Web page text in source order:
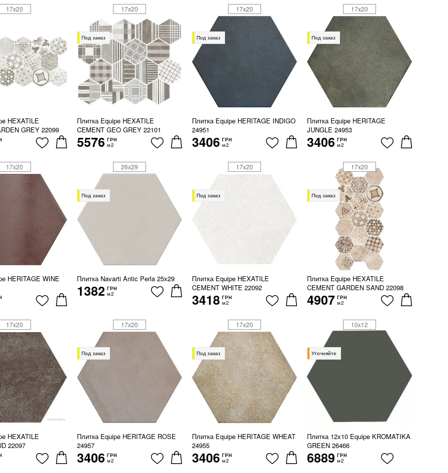
HEXATILE
GREY 22099
17x20
Под заказ
Плитка Equipe HEXATILE
CEMENT GEO GREY 22101
5576 ГРН
м2
17x20
Под заказ
Плитка Equipe HERITAGE INDIGO
24951
3406 ГРН
м2
17x20
Под заказ
Плитка Equipe HERITAGE
JUNGLE 24953
3406 ГРН
м2
17x20
HERITAGE WINE
17x20
Под заказ
Плитка Navarti Antic Perla 25х29
1382 ГРН
м2
26x29
Под заказ
Плитка Equipe HEXATILE
CEMENT WHITE 22092
3418 ГРН
м2
17x20
Под заказ
Плитка Equipe HEXATILE
CEMENT GARDEN SAND 22098
4907 ГРН
м2
17x20
HEXATILE
22097
17x20
Под заказ
Плитка Equipe HERITAGE ROSE
24957
3406 ГРН
м2
17x20
Под заказ
Плитка Equipe HERITAGE WHEAT
24955
3406 ГРН
м2
17x20
Уточняйте
Плитка 12x10 Equipe KROMATIKA
GREEN 26466
6889 ГРН
м2
10x12